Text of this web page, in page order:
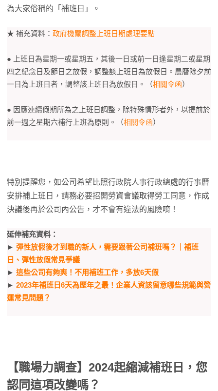
為大家俗稱的「補班日」。
★ 補充資料： 政府機關調整上班日期處理要點
● 上班日為星期一或星期五，其後一日或前一日逢星期二或星期
四之紀念日及節日之放假，調整該上班日為放假日。農曆除夕前
一日為上班日者，調整該上班日為放假日。（相關令函）
● 因應連續假期所為之上班日調整，除特殊情形者外，以提前於
前一週之星期六補行上班為原則。（相關令函）
特別提醒您，如公司希望比照行政院人事行政總處的行事曆
安排補上班日，請務必要招開勞資會議取得勞工同意，作成
決議後再於公司內公告，才不會有違法的風險唷！
延伸補充資料：
► 彈性放假後才到職的新人，需要跟著公司補班嗎？｜補班
日、彈性放假常見爭議
► 這些公司有夠爽！不用補班工作，多放6天假
► 2023年補班日6天為歷年之最！企業人資該留意哪些規範與營
運常見問題？
【職場力調查】2024起縮減補班日，您
認同這項改變嗎？